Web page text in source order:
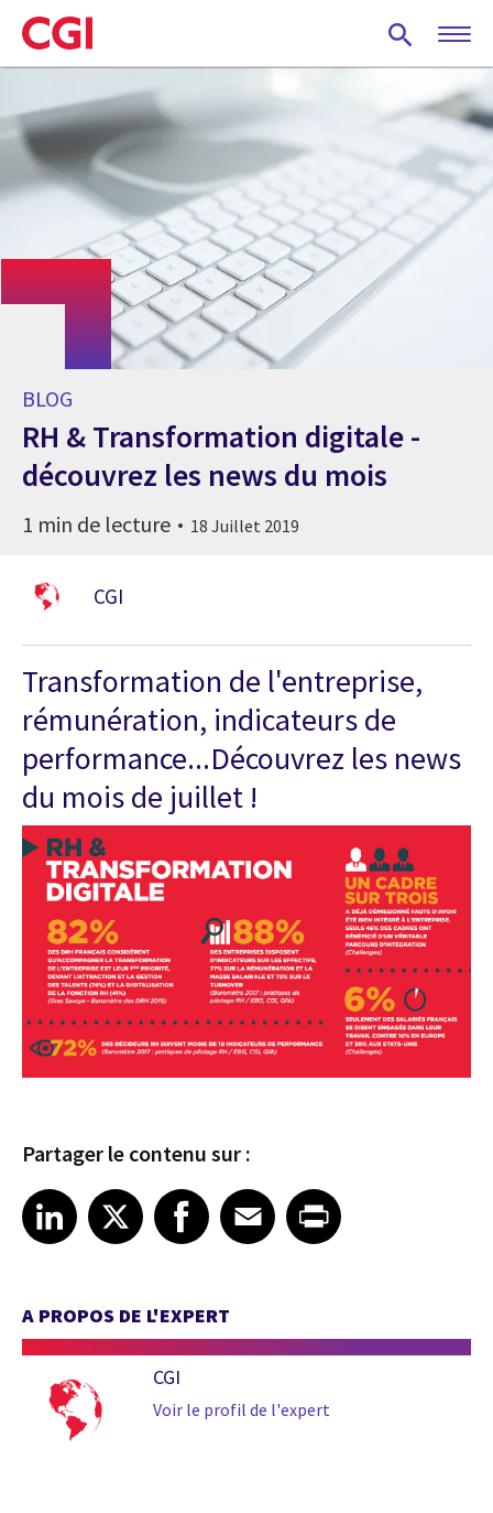
Skip
to
main
BLOG
RH & Transformation digitale -
découvrez les news du mois
1 min de lecture 18 Juillet 2019
CGI
Transformation de l'entreprise,
rémunération, indicateurs de
performance...Découvrez les news
du mois de juillet !
Partager le contenu sur :
Share article on LinkedIn
LinkedIn
Share article on XShare article on Facebook
Facebook
Share article on Email
EmailShare article on Print
A PROPOS DE L'EXPERT
CGI
Voir le profil de l'expert